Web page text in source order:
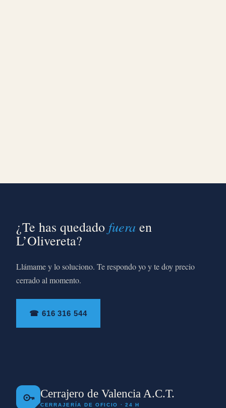
¿Te has quedado fuera en
L’Olivereta?
Llámame y lo soluciono. Te respondo yo y te doy precio
cerrado al momento.
☎ 616 316 544
Cerrajero de Valencia A.C.T.
CERRAJERÍA DE OFICIO · 24 H